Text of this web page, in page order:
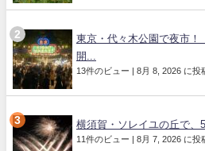
東京・代々木公園で夜市！
開...
13件のビュー | 8月 8, 2026 に投
横須賀・ソレイユの丘で、
11件のビュー | 8月 7, 2026 に投